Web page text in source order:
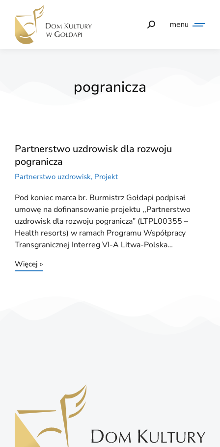
menu
pogranicza
Partnerstwo uzdrowisk dla rozwoju
pogranicza
Partnerstwo uzdrowisk, Projekt
Pod koniec marca br. Burmistrz Gołdapi podpisał
umowę na dofinansowanie projektu ,,Partnerstwo
uzdrowisk dla rozwoju pogranicza” (LTPL00355 –
Health resorts) w ramach Programu Współpracy
Transgranicznej Interreg VI-A Litwa-Polska…
Więcej »